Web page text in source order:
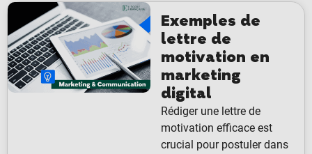
Exemples de
lettre de
motivation en
marketing
digital
Rédiger une lettre de
motivation efficace est
crucial pour postuler dans